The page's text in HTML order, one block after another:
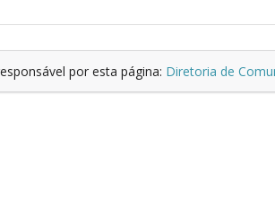
por esta página: Diretoria de